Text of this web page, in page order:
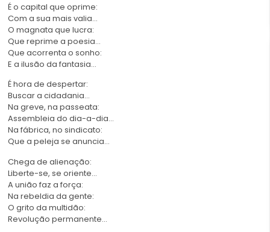
É o capital que oprime:
Com a sua mais valia…
O magnata que lucra:
Que reprime a poesia…
Que acorrenta o sonho:
E a ilusão da fantasia…
É hora de despertar:
Buscar a cidadania…
Na greve, na passeata:
Assembleia do dia-a-dia…
Na fábrica, no sindicato:
Que a peleja se anuncia…
Chega de alienação:
Liberte-se, se oriente…
A união faz a força:
Na rebeldia da gente:
O grito da multidão:
Revolução permanente…